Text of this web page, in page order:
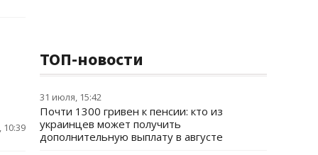
10:39
ТОП-новости
31 июля, 15:42
Почти 1300 гривен к пенсии: кто из
украинцев может получить
дополнительную выплату в августе